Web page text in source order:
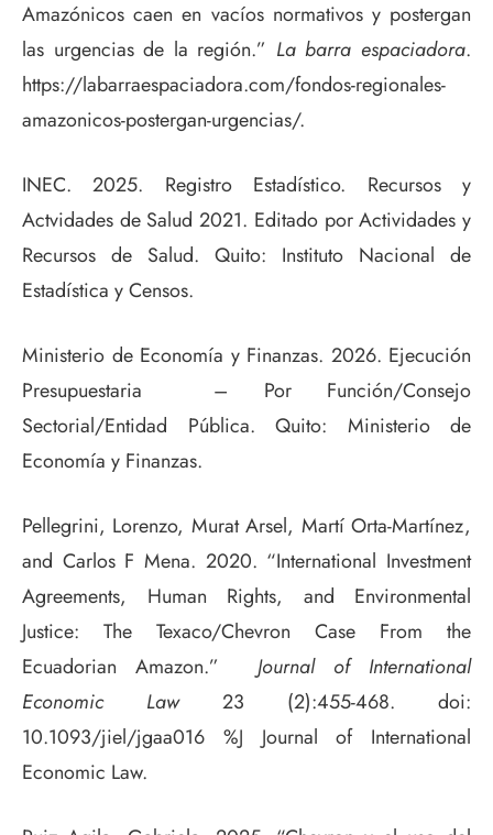
Amazónicos caen en vacíos normativos y postergan
las urgencias de la región.” La barra espaciadora.
https://labarraespaciadora.com/fondos-regionales-
amazonicos-postergan-urgencias/.
INEC. 2025. Registro Estadístico. Recursos y
Actvidades de Salud 2021. Editado por Actividades y
Recursos de Salud. Quito: Instituto Nacional de
Estadística y Censos.
Ministerio de Economía y Finanzas. 2026. Ejecución
Presupuestaria – Por Función/Consejo
Sectorial/Entidad Pública. Quito: Ministerio de
Economía y Finanzas.
Pellegrini, Lorenzo, Murat Arsel, Martí Orta-Martínez,
and Carlos F Mena. 2020. “International Investment
Agreements, Human Rights, and Environmental
Justice: The Texaco/Chevron Case From the
Ecuadorian Amazon.” Journal of International
Economic Law23 (2):455-468. doi:
10.1093/jiel/jgaa016 %J Journal of International
Economic Law.